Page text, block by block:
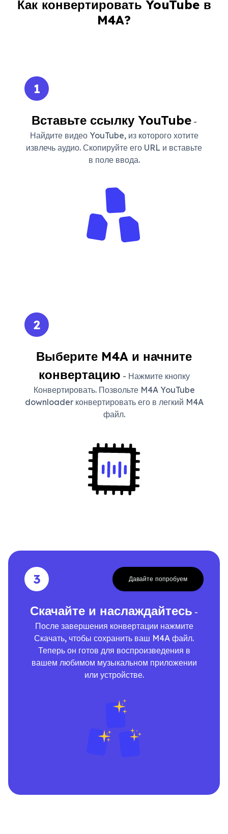
Как конвертировать YouTube в
M4A?
1
Вставьте ссылку YouTube-
Найдите видео YouTube, из которого хотите
извлечь аудио. Скопируйте его URL и вставьте
в поле ввода.
2
Выберите M4A и начните
конвертацию - Нажмите кнопку
Конвертировать. Позвольте M4A YouTube
downloader конвертировать его в легкий M4A
файл.
3 Давайте попробуем
Скачайте и наслаждайтесь -
После завершения конвертации нажмите
Скачать, чтобы сохранить ваш M4A файл.
Теперь он готов для воспроизведения в
вашем любимом музыкальном приложении
или устройстве.